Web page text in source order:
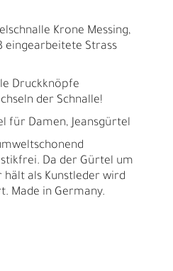
Krone Messing,
eingearbeitete Strass
Druckknöpfe
der Schnalle!
für Damen, Jeansgürtel
Da der Gürtel um
hält als Kunstleder wird
Made in Germany.